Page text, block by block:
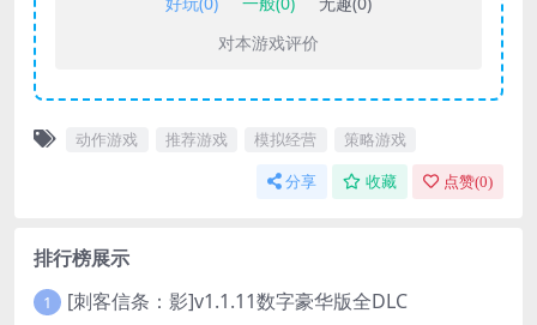
对本游戏评价
动作游戏 推荐游戏 模拟经营 策略游戏
分享 收藏 点赞(0)
排行榜展示
1 [刺客信条：影]v1.1.11数字豪华版全DLC